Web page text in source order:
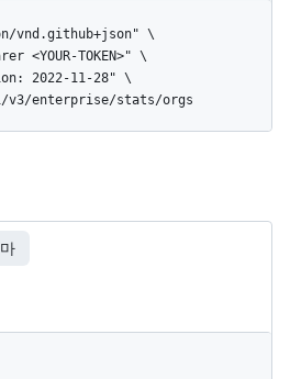
v3/enterprise/stats/orgs